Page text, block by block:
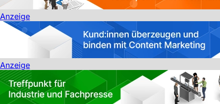
Anzeige
Anzeige